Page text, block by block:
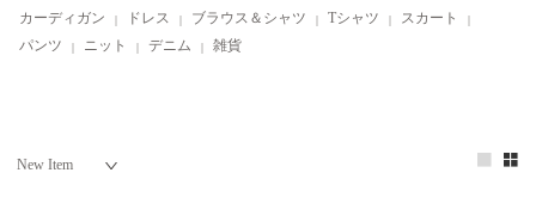
カーディガン
ドレス ブラウス＆シャツ Tシャツ
スカート
パンツ
ニット デニム 雑貨